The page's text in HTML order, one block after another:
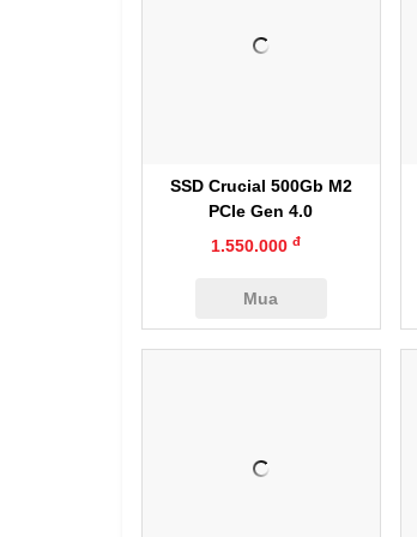
SSD Crucial 500Gb M2
PCIe Gen 4.0
1.550.000đ
Mua
Xem nhanh